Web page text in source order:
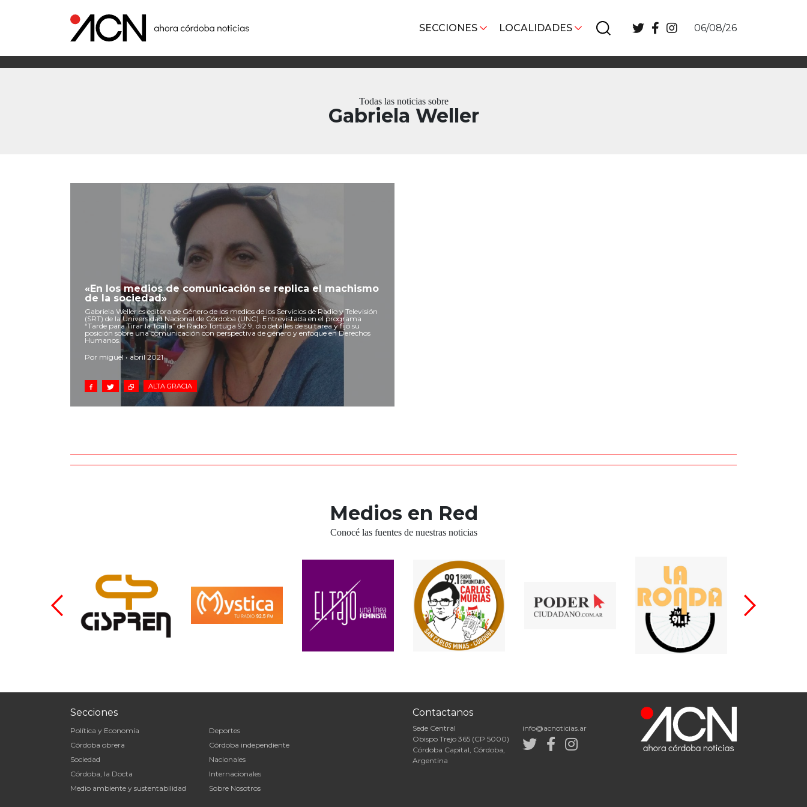
SECCIONES LOCALIDADES 06/08/26
Todas las noticias sobre
Gabriela Weller
«En los medios de comunicación se replica el machismo
de la sociedad»
Gabriela Weller es editora de Género de los medios de los Servicios de Radio y Televisión
(SRT) de la Universidad Nacional de Córdoba (UNC). Entrevistada en el programa
“Tarde para Tirar la Toalla” de Radio Tortuga 92.9, dio detalles de su tarea y fijó su
posición sobre una comunicación con perspectiva de género y enfoque en Derechos
Humanos.
Por miguel • abril 2021
ALTA GRACIA
Medios en Red
Conocé las fuentes de nuestras noticias
Secciones
Política y Economía
Córdoba obrera
Sociedad
Córdoba, la Docta
Medio ambiente y sustentabilidad
Deportes
Córdoba independiente
Nacionales
Internacionales
Sobre Nosotros
Contactanos
Sede Central
Obispo Trejo 365 (CP 5000)
Córdoba Capital, Córdoba,
Argentina
info@acnoticias.ar